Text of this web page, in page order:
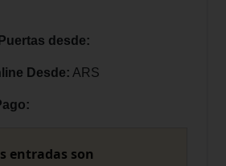
desde:
Desde: ARS
entradas son